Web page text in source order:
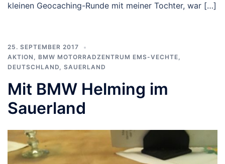
kleinen Geocaching-Runde mit meiner Tochter, war […]
25. SEPTEMBER 2017
AKTION , BMW MOTORRADZENTRUM EMS-VECHTE,
DEUTSCHLAND, SAUERLAND
Mit BMW Helming im
Sauerland